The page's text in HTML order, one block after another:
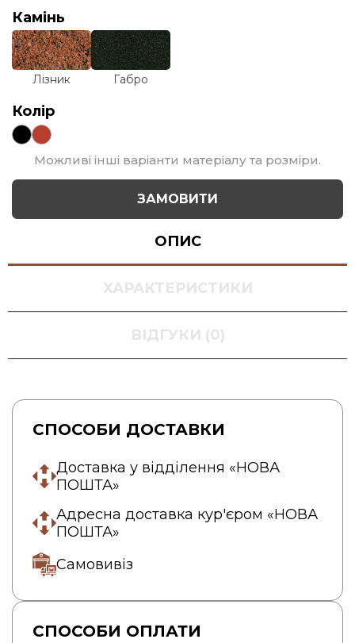
Камінь
Лізник Габро
Колір
Можливі інші варіанти матеріалу та розміри.
ЗАМОВИТИ
ОПИС
ХАРАКТЕРИСТИКИ
ВІДГУКИ (0)
СПОСОБИ ДОСТАВКИ
Доставка у відділення «НОВА
ПОШТА»
Адресна доставка кур'єром «НОВА
ПОШТА»
Самовивіз
СПОСОБИ ОПЛАТИ